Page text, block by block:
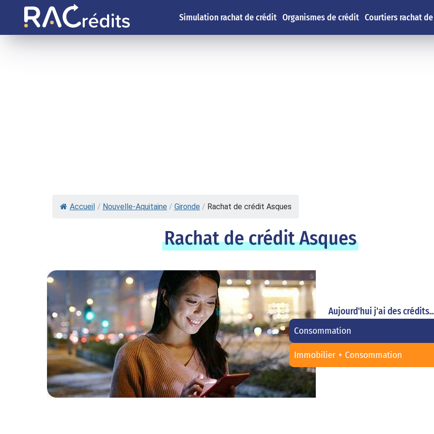
Simulation rachat de crédit Organismes de crédit Courtiers rachat
Accueil / Nouvelle-Aquitaine / Gironde / Rachat de crédit Asques
Rachat de crédit Asques
Aujourd'hui j'ai des
Consommation
Immobilier + Consommation